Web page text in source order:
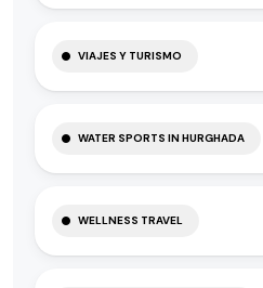
VIAJES Y TURISMO
WATER SPORTS IN HURGHADA
WELLNESS TRAVEL